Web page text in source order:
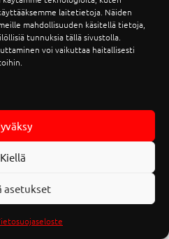
laitetietoja. Näiden
mahdollisuuden käsitellä tietoja,
tunnuksia tällä sivustolla.
voi vaikuttaa haitallisesti
Kiellä
asetukset
paikantamiseksi.
paperin kammoa
jossa tekstistä yritetään
Jokaisesta
tästä – löytyy aina
yksittäiseen virheeseen.
ja loputtoman
löytyy vain kirjoittamalla.
sisällöntuotantoon?